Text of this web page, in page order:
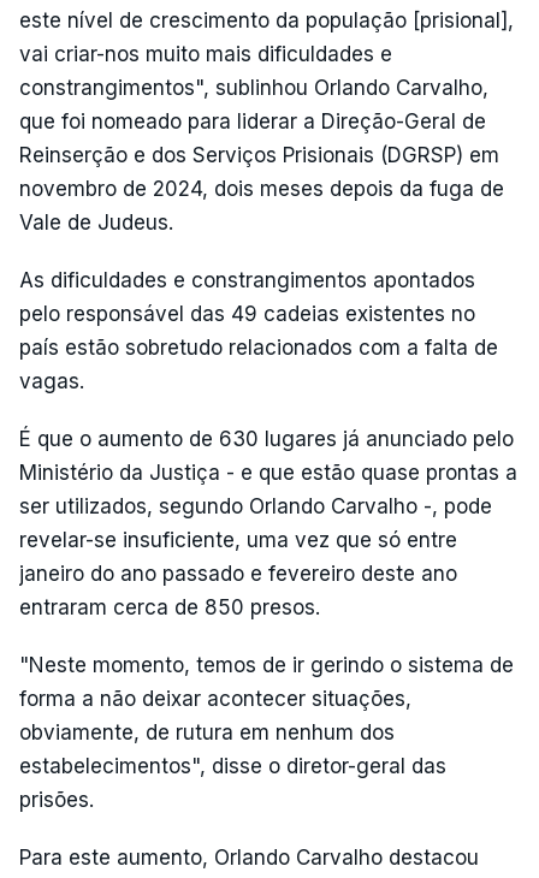
este nível de crescimento da população [prisional],
vai criar-nos muito mais dificuldades e
constrangimentos", sublinhou Orlando Carvalho,
que foi nomeado para liderar a Direção-Geral de
Reinserção e dos Serviços Prisionais (DGRSP) em
novembro de 2024, dois meses depois da fuga de
Vale de Judeus.
As dificuldades e constrangimentos apontados
pelo responsável das 49 cadeias existentes no
país estão sobretudo relacionados com a falta de
vagas.
É que o aumento de 630 lugares já anunciado pelo
Ministério da Justiça - e que estão quase prontas a
ser utilizados, segundo Orlando Carvalho -, pode
revelar-se insuficiente, uma vez que só entre
janeiro do ano passado e fevereiro deste ano
entraram cerca de 850 presos.
"Neste momento, temos de ir gerindo o sistema de
forma a não deixar acontecer situações,
obviamente, de rutura em nenhum dos
estabelecimentos", disse o diretor-geral das
prisões.
Para este aumento, Orlando Carvalho destacou